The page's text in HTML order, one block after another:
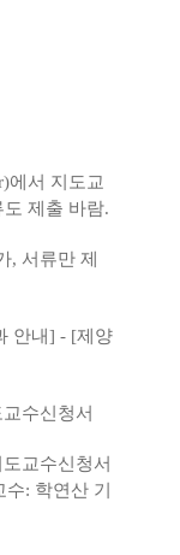
)에서 지도교
제출 바람.
서류만 제
안내] - [제양
신청서
수신청서
: 학연산 기